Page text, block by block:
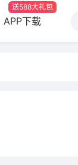
APP下载
送588大礼包